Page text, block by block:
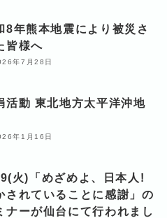
8年熊本地震により被災さ
皆様へ
年7月28日
活動 東北地方太平洋沖地
年1月16日
火)「めざめよ、日本人!
されていることに感謝」の
ナーが仙台にて行われまし